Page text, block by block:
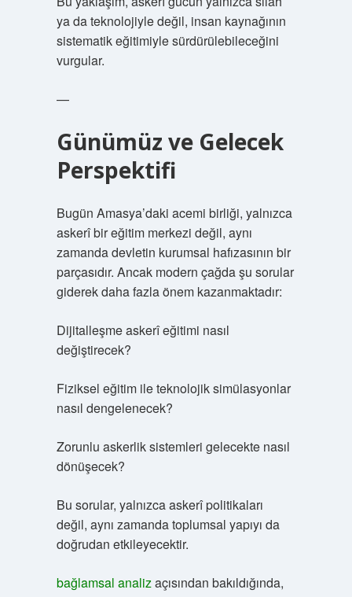
ya da teknolojiyle değil, insan kaynağının
sistematik eğitimiyle sürdürülebileceğini
vurgular.
—
Günümüz ve Gelecek
Perspektifi
Bugün Amasya’daki acemi birliği, yalnızca
askerî bir eğitim merkezi değil, aynı
zamanda devletin kurumsal hafızasının bir
parçasıdır. Ancak modern çağda şu sorular
giderek daha fazla önem kazanmaktadır:
Dijitalleşme askerî eğitimi nasıl
değiştirecek?
Fiziksel eğitim ile teknolojik simülasyonlar
nasıl dengelenecek?
Zorunlu askerlik sistemleri gelecekte nasıl
dönüşecek?
Bu sorular, yalnızca askerî politikaları
değil, aynı zamanda toplumsal yapıyı da
doğrudan etkileyecektir.
bağlamsal analizaçısından bakıldığında,